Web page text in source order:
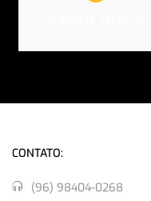
CONTATO:
(96) 98404-0268